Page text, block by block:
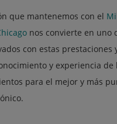
que mantenemos con el
nos convierte en uno
con estas prestaciones
y experiencia de
para el mejor y más